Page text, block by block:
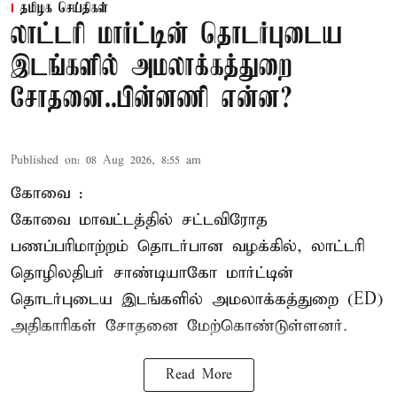
தமிழக செய்திகள்
லாட்டரி மார்ட்டின் தொடர்புடைய
இடங்களில் அமலாக்கத்துறை
சோதனை..பின்னணி என்ன?
Published on: 08 Aug 2026, 8:55 am
கோவை :
கோவை மாவட்டத்தில் சட்டவிரோத
பணப்பரிமாற்றம் தொடர்பான வழக்கில், லாட்டரி
தொழிலதிபர் சாண்டியாகோ மார்ட்டின்
தொடர்புடைய இடங்களில் அமலாக்கத்துறை (ED)
அதிகாரிகள் சோதனை மேற்கொண்டுள்ளனர்.
Read More